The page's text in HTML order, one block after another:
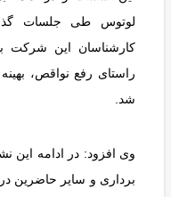
لوتوس طی جلسات
کارشناسان این شرکت
راستای رفع نواقص،
شد.
وی افزود: در ادامه این
برداری و سایر حاضرین